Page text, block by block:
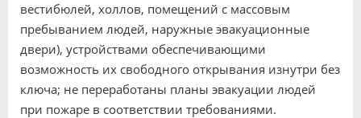
вестибюлей, холлов, помещений с массовым
пребыванием людей, наружные эвакуационные
двери), устройствами обеспечивающими
возможность их свободного открывания изнутри без
ключа; не переработаны планы эвакуации людей
при пожаре в соответствии требованиями.